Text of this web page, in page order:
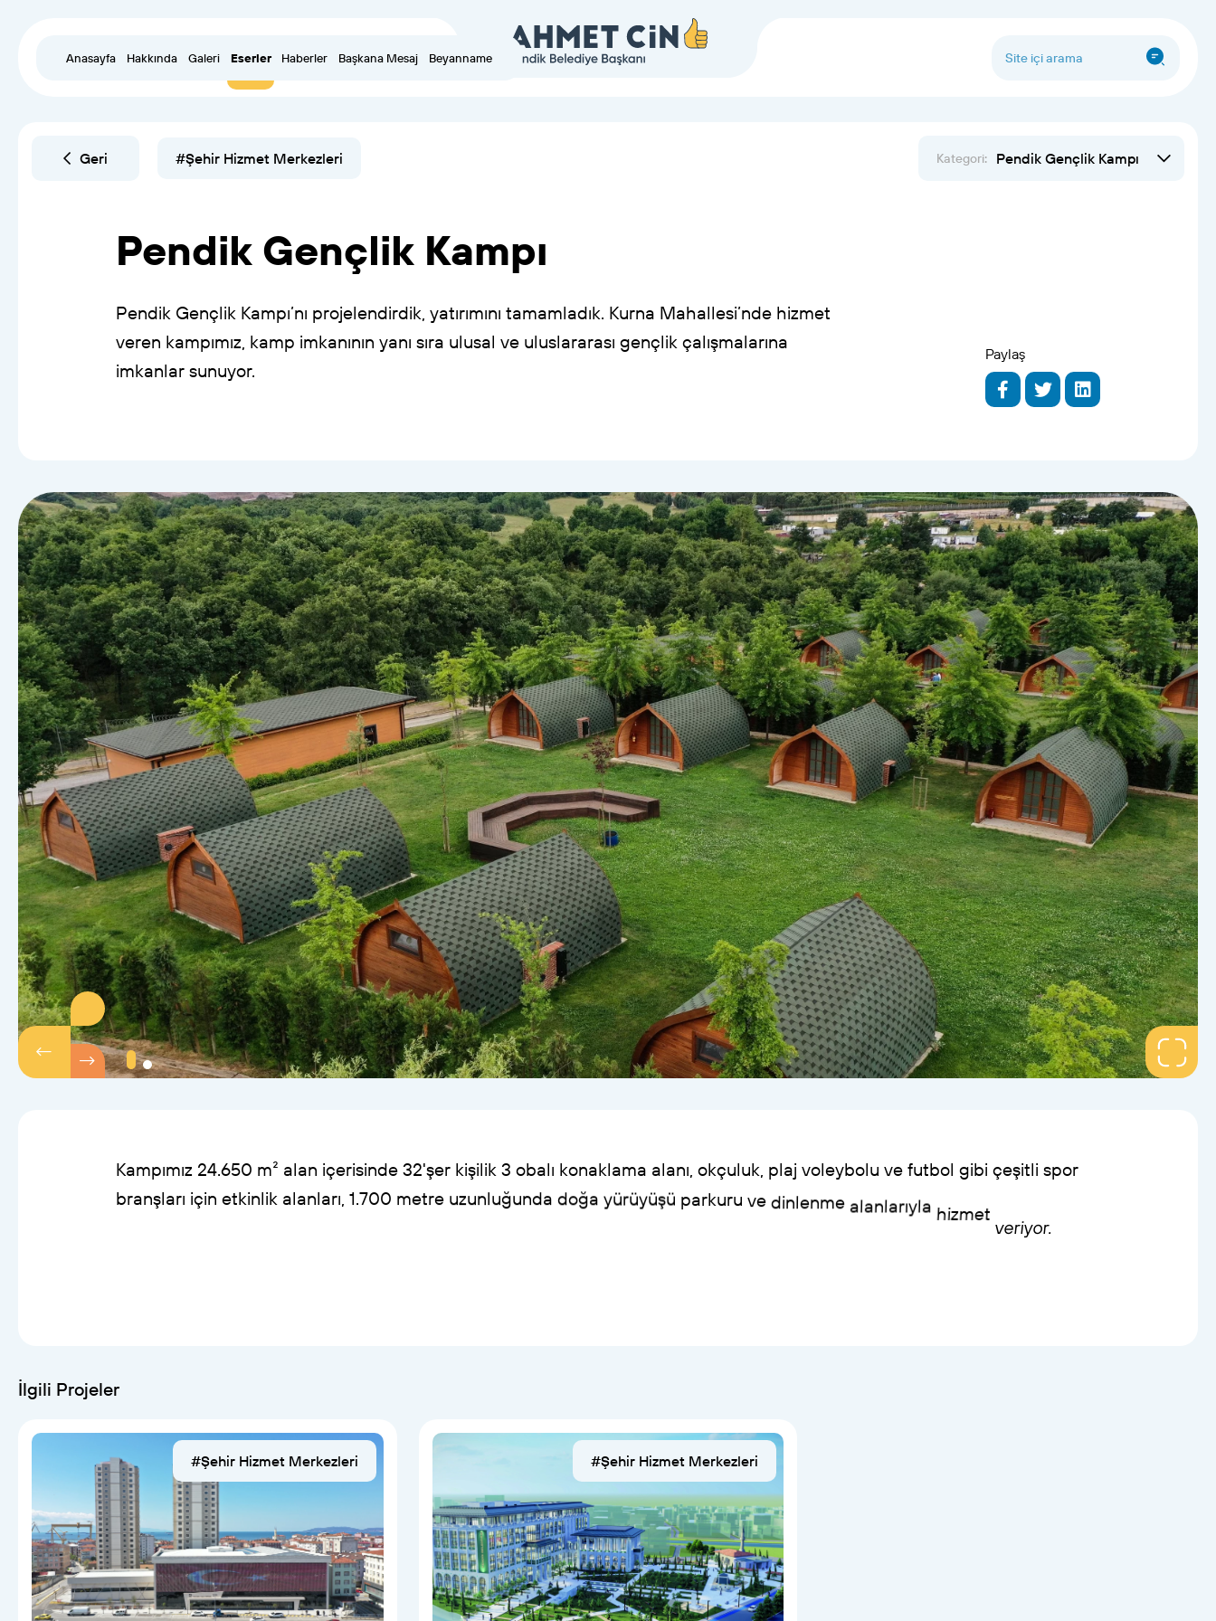
Anasayfa Hakkında Galeri Eserler Haberler Başkana Mesaj Beyanname
Geri #Şehir Hizmet Merkezleri Kategori: Pendik Gençlik Kampı
Pendik Gençlik Kampı
Pendik Gençlik Kampı’nı projelendirdik, yatırımını tamamladık. Kurna Mahallesi’nde hizmet
veren kampımız, kamp imkanının yanı sıra ulusal ve uluslararası gençlik çalışmalarına
imkanlar sunuyor.
Paylaş
Kampımız 24.650 m² alan içerisinde 32'şer kişilik 3 obalı konaklama alanı, okçuluk, plaj voleybolu ve futbol gibi çeşitli spor
branşları için etkinlik alanları, 1.700 metre uzunluğunda doğa yürüyüşü parkuru ve dinlenme alanlarıyla
İlgili Projeler
#Şehir Hizmet Merkezleri #Şehir Hizmet Merkezleri